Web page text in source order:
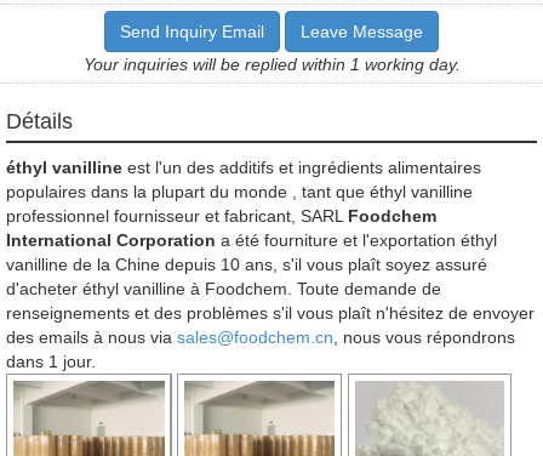
Send Inquiry Email
Leave Message
Your inquiries will be replied within 1 working day.
Détails
éthyl vanilline est l'un des additifs et ingrédients alimentaires
populaires dans la plupart du monde , tant que éthyl vanilline
professionnel fournisseur et fabricant, SARL Foodchem
International Corporation a été fourniture et l'exportation éthyl
vanilline de la Chine depuis 10 ans, s'il vous plaît soyez assuré
d'acheter éthyl vanilline à Foodchem. Toute demande de
renseignements et des problèmes s'il vous plaît n'hésitez de envoyer
des emails à nous via sales@foodchem.cn , nous vous répondrons
dans 1 jour.